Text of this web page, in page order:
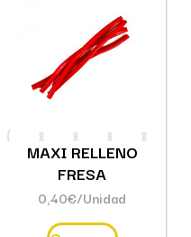
MAXI RELLENO
FRESA
0,40€/Unidad